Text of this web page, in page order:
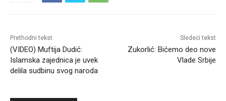
Prethodni tekst
(VIDEO) Muftija Dudić:
Islamska zajednica je uvek
delila sudbinu svog naroda
Sledeći tekst
Zukorlić: Bićemo deo nove
Vlade Srbije